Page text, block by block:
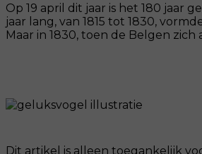
Op 19 april dit jaar is het 180 jaar
jaar lang, van 1815 tot 1830,
Maar in 1830, toen de Belgen
Dit artikel is alleen toegankelijk